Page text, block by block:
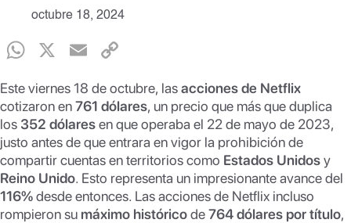
octubre 18, 2024
W
at
s
A
p
p
X
E
ail p
y
Li
n
k
Este viernes 18 de octubre, lasacciones de Netflix
cotizaron en761 dólares, un precio que más que duplica
los 352 dólaresen que operaba el 22 de mayo de 2023,
justo antes de que entrara en vigor la prohibición de
compartir cuentas en territorios como Estados Unidosy
Reino Unido. Esto representa un impresionante avance del
116%desde entonces. Las acciones de Netflix incluso
rompieron su máximo históricode764 dólares por título,